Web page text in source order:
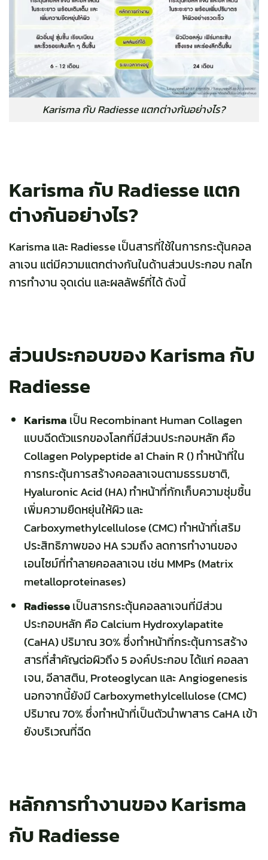
Karisma กับ Radiesse แตกต่างกันอย่างไร?
Karisma กับ Radiesse แตก
ต่างกันอย่างไร?
Karisma และ Radiesse เป็นสารที่ใช้ในการกระตุ้นคอล
ลาเจน แต่มีความแตกต่างกันในด้านส่วนประกอบ กลไก
การทำงาน จุดเด่น และผลลัพธ์ที่ได้ ดังนี้
ส่วนประกอบของ Karisma กับ
Radiesse
Karisma เป็น Recombinant Human Collagen
แบบฉีดตัวแรกของโลกที่มีส่วนประกอบหลัก คือ
Collagen Polypeptide a1 Chain R () ทำหน้าที่ใน
การกระตุ้นการสร้างคอลลาเจนตามธรรมชาติ,
Hyaluronic Acid (HA) ทำหน้าที่กักเก็บความชุ่มชื้น
เพิ่มความยืดหยุ่นให้ผิว และ
Carboxymethylcellulose (CMC) ทำหน้าที่เสริม
ประสิทธิภาพของ HA รวมถึง ลดการทำงานของ
เอนไซม์ที่ทำลายคอลลาเจน เช่น MMPs (Matrix
metalloproteinases)
Radiesseเป็นสารกระตุ้นคอลลาเจนที่มีส่วน
ประกอบหลัก คือ Calcium Hydroxylapatite
(CaHA) ปริมาณ 30% ซึ่งทำหน้าที่กระตุ้นการสร้าง
สารที่สำคัญต่อผิวถึง 5 องค์ประกอบ ได้แก่ คอลลา
เจน, อีลาสติน, Proteoglycan และ Angiogenesis
นอกจากนี้ยังมี Carboxymethylcellulose (CMC)
ปริมาณ 70% ซึ่งทำหน้าที่เป็นตัวนำพาสาร CaHA เข้า
ยังบริเวณที่ฉีด
หลักการทำงานของ Karisma
กับ Radiesse